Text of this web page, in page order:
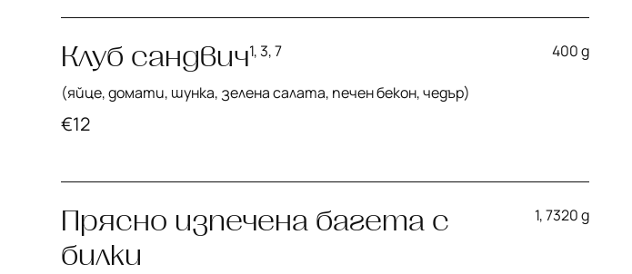
Клуб сандвич1, 3, 7 400 g
(яйце, домати, шунка, зелена салата, печен бекон, чедър)
€12
Прясно изпечена багета с
билки
1, 7320 g